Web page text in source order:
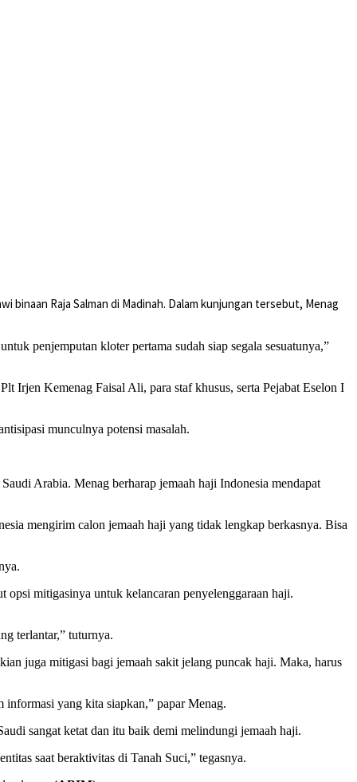
binaan Raja Salman di Madinah. Dalam kunjungan tersebut, Menag
penjemputan kloter pertama sudah siap segala sesuatunya,”
Irjen Kemenag Faisal Ali, para staf khusus, serta Pejabat Eselon I
munculnya potensi masalah.
Arabia. Menag berharap jemaah haji Indonesia mendapat
mengirim calon jemaah haji yang tidak lengkap berkasnya. Bisa
mitigasinya untuk kelancaran penyelenggaraan haji.
terlantar,” tuturnya.
juga mitigasi bagi jemaah sakit jelang puncak haji. Maka, harus
informasi yang kita siapkan,” papar Menag.
sangat ketat dan itu baik demi melindungi jemaah haji.
saat beraktivitas di Tanah Suci,” tegasnya.